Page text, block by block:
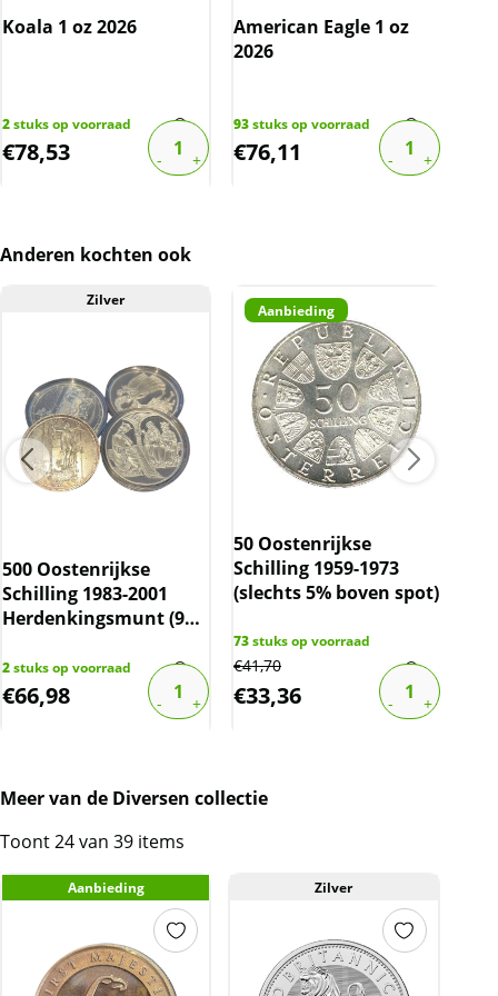
krassen, aanslag en/of melkvlekken bevatten.
De prijs op de website is inclusief deze 21%
btw.
Koala 1 oz 2026
2stuks op voorraad
€78,53
American Eagle 1 oz
2026
93stuks op voorraad
€76,11
Anderen kochten ook
Zilver
500 Oostenrijkse
Schilling 1983-2001
Herdenkingsmunt (925
2stuks op voorraad
€66,98
Aanbieding
50 Oostenrijkse
Schilling 1959-1973
(slechts 5% boven spot)
73stuks op voorraad
€41,70
€33,36
Meer van de Diversen collectie
Toont 24 van 39 items
Aanbieding Zilver